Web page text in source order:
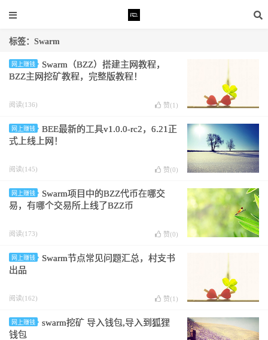
标签：Swarm
网上赚钱
Swarm（BZZ）搭建主网教程，
BZZ主网挖矿教程，完整版教程！
阅读(136) 赞(1 )
网上赚钱
BEE最新的工具v1.0.0-rc2，6.21正
式上线上网！
阅读(145) 赞(0)
网上赚钱
Swarm项目中的BZZ代币在哪交
易，有哪个交易所上线了BZZ币
阅读(173) 赞(0)
网上赚钱
Swarm节点常见问题汇总，村支书
出品
阅读(162) 赞(1 )
网上赚钱
swarm挖矿 导入钱包,导入到狐狸
钱包